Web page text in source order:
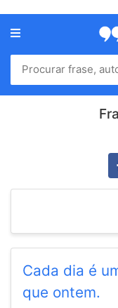
Menu
Home
Autores
Cada dia é
que ontem.